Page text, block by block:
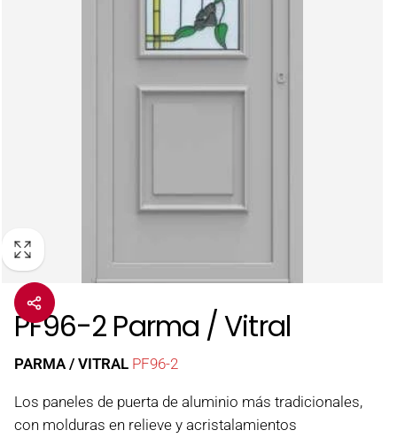
PF96-2 Parma / Vitral
PARMA / VITRAL PF96-2
Los paneles de puerta de aluminio más tradicionales,
con molduras en relieve y acristalamientos